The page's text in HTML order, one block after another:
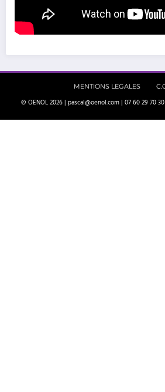
MENTIONS LEGALES
© OENOL 2026 | pascal@oenol.com | 07 60 29 70